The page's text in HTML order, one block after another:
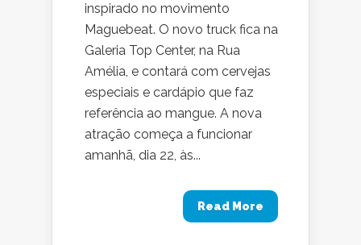
inspirado no movimento
Maguebeat. O novo truck fica na
Galeria Top Center, na Rua
Amélia, e contará com cervejas
especiais e cardápio que faz
referência ao mangue. A nova
atração começa a funcionar
amanhã, dia 22, às...
Read More